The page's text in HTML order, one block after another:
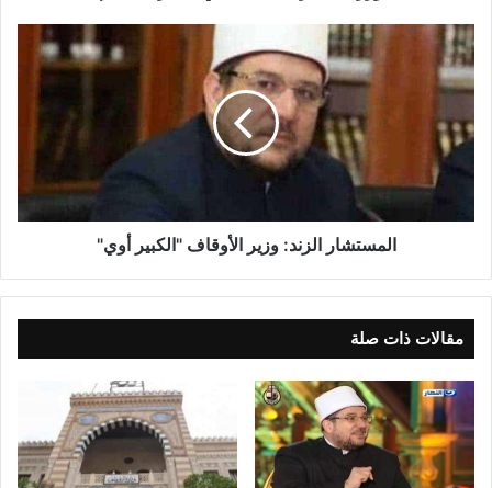
المستشار الزند: وزير الأوقاف "الكبير أوي"
مقالات ذات صلة